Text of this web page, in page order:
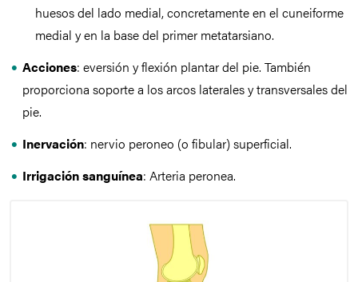
huesos del lado medial, concretamente en el cuneiforme
medial y en la base del primer metatarsiano.
Acciones: eversión y flexión plantar del pie. También
proporciona soporte a los arcos laterales y transversales del
pie.
Inervación: nervio peroneo (o fibular) superficial.
Irrigación sanguínea: Arteria peronea.